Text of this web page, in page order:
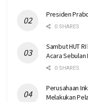
Presiden
0 SHARES
Sambut HUT
Acara Sebulan
0 SHARES
Perusahaan
Melakukan